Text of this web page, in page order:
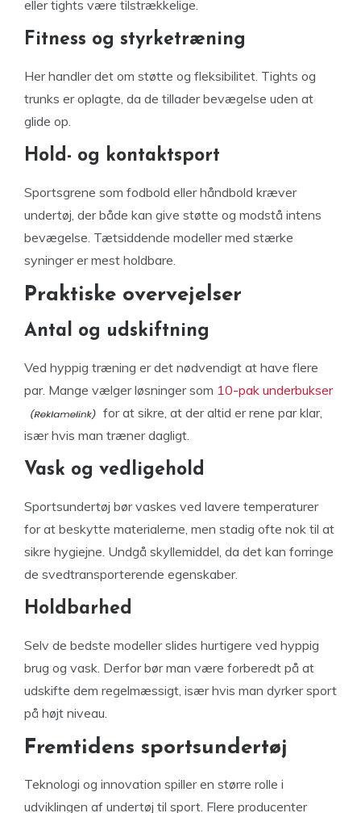
eller tights være tilstrækkelige.
Fitness og styrketræning
Her handler det om støtte og fleksibilitet. Tights og
trunks er oplagte, da de tillader bevægelse uden at
glide op.
Hold- og kontaktsport
Sportsgrene som fodbold eller håndbold kræver
undertøj, der både kan give støtte og modstå intens
bevægelse. Tætsiddende modeller med stærke
syninger er mest holdbare.
Praktiske overvejelser
Antal og udskiftning
Ved hyppig træning er det nødvendigt at have flere
par. Mange vælger løsninger som 10-pak underbukser
for at sikre, at der altid er rene par klar,
især hvis man træner dagligt.
Vask og vedligehold
Sportsundertøj bør vaskes ved lavere temperaturer
for at beskytte materialerne, men stadig ofte nok til at
sikre hygiejne. Undgå skyllemiddel, da det kan forringe
de svedtransporterende egenskaber.
Holdbarhed
Selv de bedste modeller slides hurtigere ved hyppig
brug og vask. Derfor bør man være forberedt på at
udskifte dem regelmæssigt, især hvis man dyrker sport
på højt niveau.
Fremtidens sportsundertøj
Teknologi og innovation spiller en større rolle i
udviklingen af undertøj til sport. Flere producenter